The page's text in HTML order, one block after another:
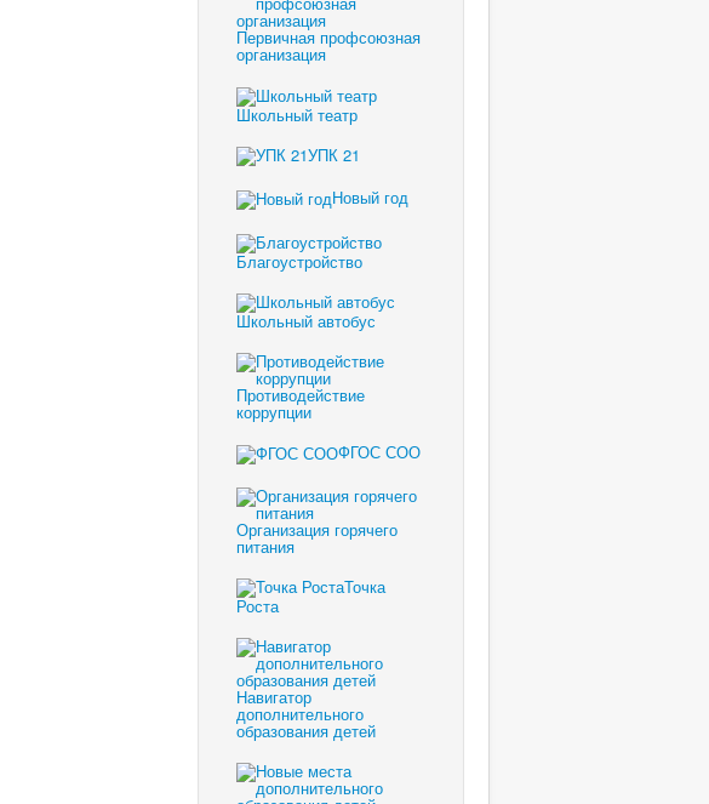
Первичная профсоюзная
организация
Школьный театр
УПК 21
Новый год
Благоустройство
Школьный автобус
Противодействие
коррупции
ФГОС СОО
Организация горячего
питания
Точка
Роста
Навигатор
дополнительного
образования детей